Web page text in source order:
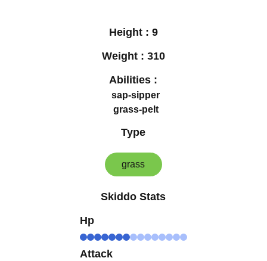
Height : 9
Weight : 310
Abilities :
sap-sipper
grass-pelt
Type
grass
Skiddo Stats
Hp
Attack